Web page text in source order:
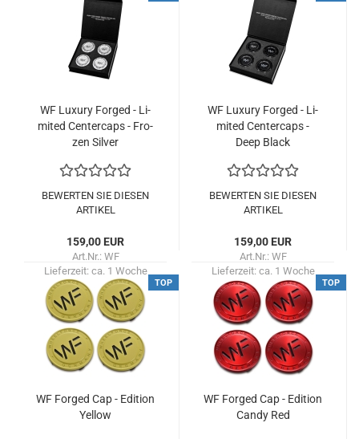
WF Lu­xu­ry For­ged - Li­
mi­ted Cen­ter­caps - Fro­
zen Sil­ver
BEWERTEN SIE DIESEN
ARTIKEL
159,00 EUR
Art.Nr.: WF
Lieferzeit: ca. 1 Woche
WF Lu­xu­ry For­ged - Li­
mi­ted Cen­ter­caps -
Deep Black
BEWERTEN SIE DIESEN
ARTIKEL
159,00 EUR
Art.Nr.: WF
Lieferzeit: ca. 1 Woche
TOP
WF For­ged Cap - Edi­ti­on
Yellow
TOP
WF For­ged Cap - Edi­ti­on
Candy Red